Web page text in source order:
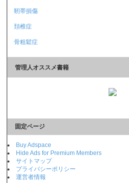
靭帯損傷
頚椎症
骨粗鬆症
管理人オススメ書籍
固定ページ
Buy Adspace
Hide Ads for Premium Members
サイトマップ
プライバシーポリシー
運営者情報